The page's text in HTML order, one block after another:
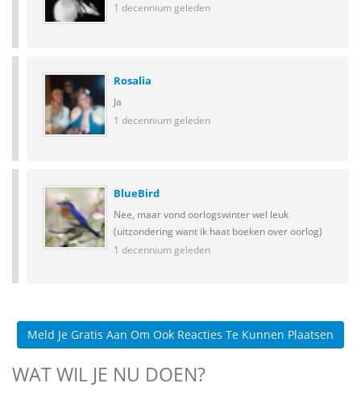
1 decennium geleden
Rosalia
Ja
1 decennium geleden
BlueBird
Nee, maar vond oorlogswinter wel leuk
(uitzondering want ik haat boeken over oorlog)
1 decennium geleden
Meld Je Gratis Aan Om Ook Reacties Te Kunnen Plaatsen
WAT WIL JE NU DOEN?